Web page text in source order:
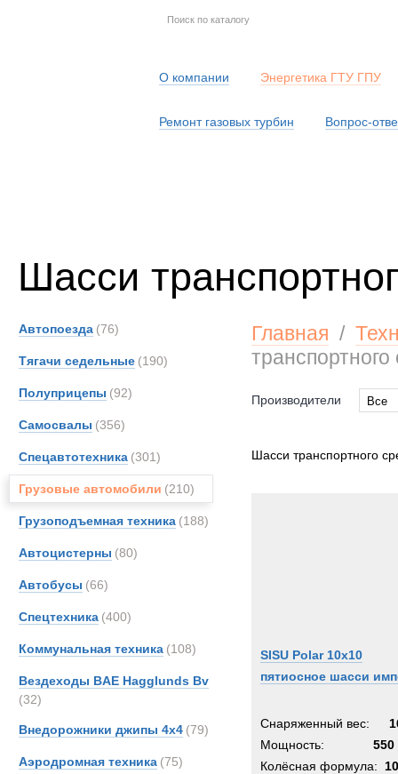
О компании Энергетика ГТУ ГПУ
Ремонт газовых турбин Вопрос-
Шасси
Автопоезда (76)
Тягачи седельные (190)
Полуприцепы (92)
Самосвалы (356)
Спецавтотехника (301)
Грузовые автомобили (210)
Грузоподъемная техника (188)
Автоцистерны (80)
Автобусы (66)
Спецтехника (400)
Коммунальная техника (108)
Вездеходы BAE Hagglunds Bv
(32)
Внедорожники джипы 4х4 (79)
Аэродромная техника (75)
Главная /
транспортного
Производители
Все
MAN
Шасси транспортного
SISU Polar 10x10
пятиосное шасси
Снаряженный вес:
Мощность:
550
Колёсная формула: